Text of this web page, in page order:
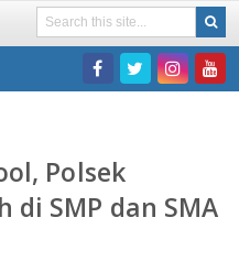
Polsek
di SMP dan SMA